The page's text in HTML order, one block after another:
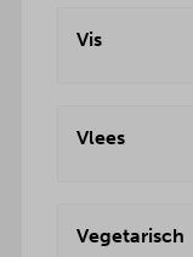
Vis
Vlees
Vegetarisch